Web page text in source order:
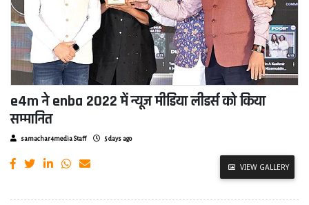
e4m ने enba 2022 में न्यूज मीडिया लीडर्स को किया
सम्मानित
samachar4media Staff 5 days ago
VIEW GALLERY